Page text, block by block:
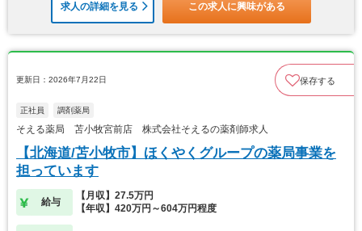
求人の詳細を見る この求人に興味がある
更新日：2026年7月22日 保存する
正社員 調剤薬局
そえる薬局 苫小牧宮前店 株式会社そえるの薬剤師求人
【北海道/苫小牧市】ほくやくグループの薬局事業を
担っています
給与
【月収】27.5万円
【年収】420万円～604万円程度